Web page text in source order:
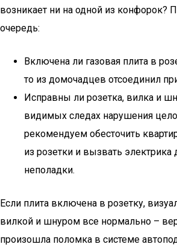
возникает ни на одной из конфорок?
очередь:
Включена ли газовая плита в
то из домочадцев отсоединил
Исправны ли розетка, вилка и
видимых следах нарушения
рекомендуем обесточить
из розетки и вызвать электрика
неполадки.
Если плита включена в розетку,
вилкой и шнуром все нормально –
произошла поломка в системе